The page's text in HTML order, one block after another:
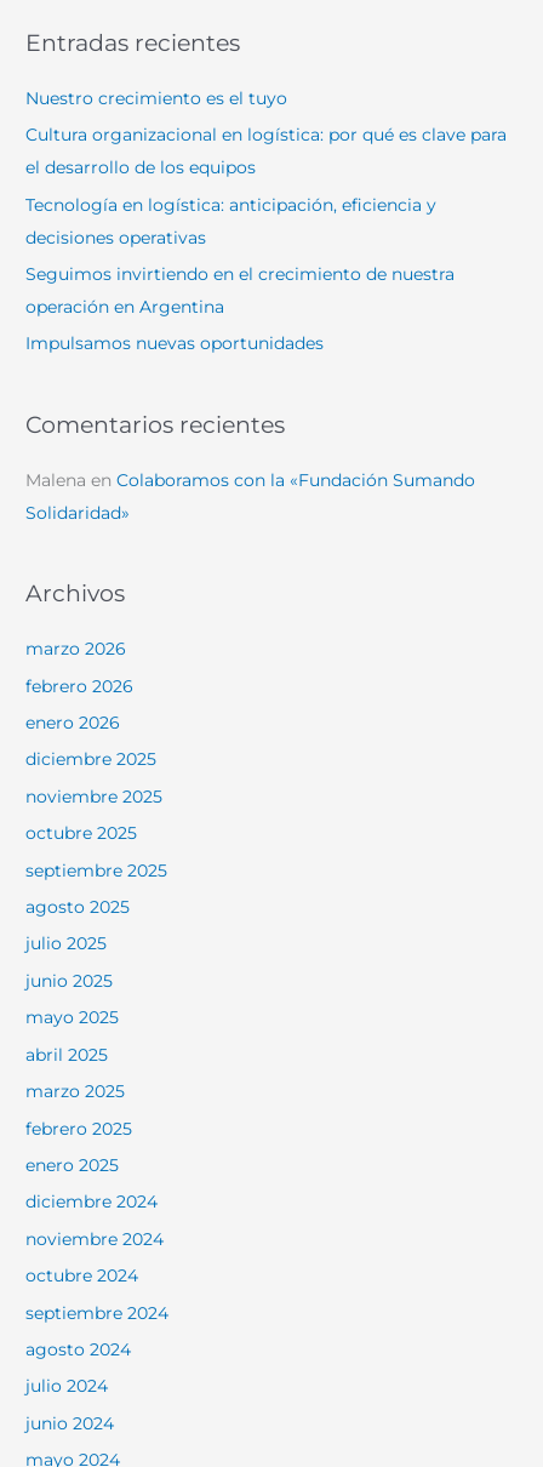
c
r
:
Entradas recientes
Nuestro crecimiento es el tuyo
Cultura organizacional en logística: por qué es clave para
el desarrollo de los equipos
Tecnología en logística: anticipación, eficiencia y
decisiones operativas
Seguimos invirtiendo en el crecimiento de nuestra
operación en Argentina
Impulsamos nuevas oportunidades
Comentarios recientes
Malena enColaboramos con la «Fundación Sumando
Solidaridad»
Archivos
marzo 2026
febrero 2026
enero 2026
diciembre 2025
noviembre 2025
octubre 2025
septiembre 2025
agosto 2025
julio 2025
junio 2025
mayo 2025
abril 2025
marzo 2025
febrero 2025
enero 2025
diciembre 2024
noviembre 2024
octubre 2024
septiembre 2024
agosto 2024
julio 2024
junio 2024
mayo 2024